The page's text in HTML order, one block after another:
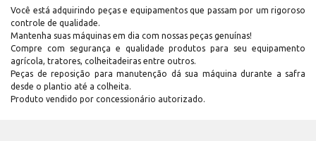
Você está adquirindo peças e equipamentos que passam por um rigoroso
controle de qualidade.
Mantenha suas máquinas em dia com nossas peças genuínas!
Compre com segurança e qualidade produtos para seu equipamento
agrícola, tratores, colheitadeiras entre outros.
Peças de reposição para manutenção dá sua máquina durante a safra
desde o plantio até a colheita.
Produto vendido por concessionário autorizado.